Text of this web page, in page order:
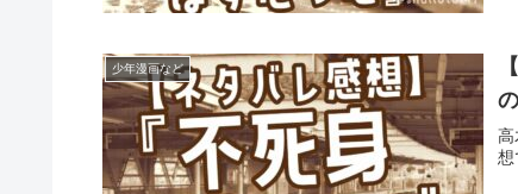
少年漫画など
高
想